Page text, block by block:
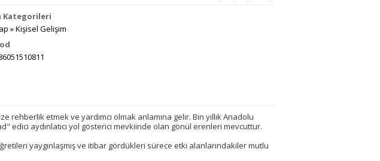
Kategorileri
»Kişisel Gelişim
rehberlik etmek ve yardımcı olmak anlamına gelir. Bin yıllık Anadolu
edici aydınlatıcı yol gösterici mevkiinde olan gönül erenleri mevcuttur.
yaygınlaşmış ve itibar gördükleri sürece etki alanlarındakiler mutlu